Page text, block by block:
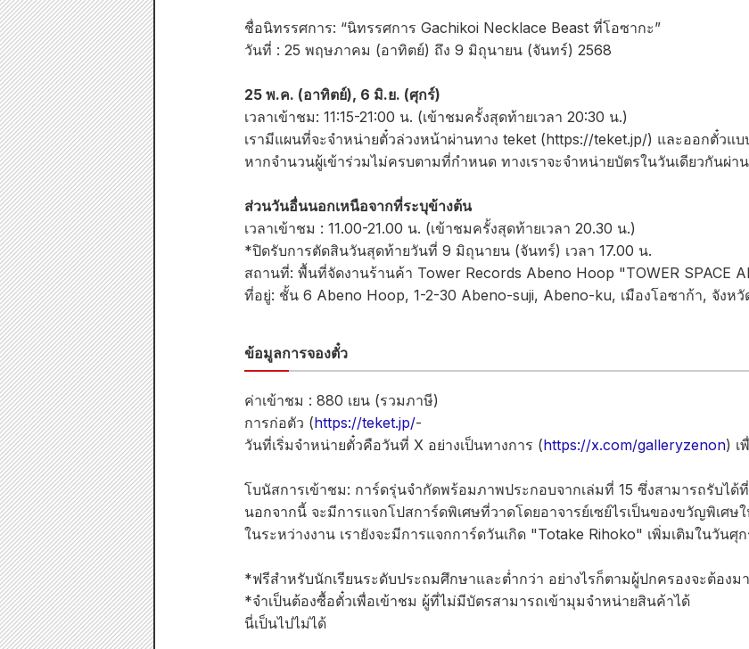
ชื่อนิทรรศการ: “นิทรรศการ Gachikoi Necklace Beast ที่โอซากะ”
วันที่ : 25 พฤษภาคม (อาทิตย์) ถึง 9 มิถุนายน (จันทร์) 2568
25 พ.ค. (อาทิตย์), 6 มิ.ย. (ศุกร์)
เวลาเข้าชม: 11:15-21:00 น. (เข้าชมครั้งสุดท้ายเวลา 20:30 น.)
เรามีแผนที่จะจำหน่ายตั๋วล่วงหน้าผ่านทาง teket (https://teket.jp/) และออกตั๋วแ
หากจำนวนผู้เข้าร่วมไม่ครบตามที่กำหนด ทางเราจะจำหน่ายบัตรในวันเดียวกันผ่า
ส่วนวันอื่นนอกเหนือจากที่ระบุข้างต้น
เวลาเข้าชม : 11.00-21.00 น. (เข้าชมครั้งสุดท้ายเวลา 20.30 น.)
*ปิดรับการตัดสินวันสุดท้ายวันที่ 9 มิถุนายน (จันทร์) เวลา 17.00 น.
สถานที่: พื้นที่จัดงานร้านค้า Tower Records Abeno Hoop "TOWER SPACE
ที่อยู่: ชั้น 6 Abeno Hoop, 1-2-30 Abeno-suji, Abeno-ku, เมืองโอซาก้า, จังห
ข้อมูลการจองตั๋ว
ค่าเข้าชม : 880 เยน (รวมภาษี)
การก่อตัว (https://teket.jp/-
วันที่เริ่มจำหน่ายตั๋วคือวันที่ X อย่างเป็นทางการ (https://x.com/galleryzenon) เ
โบนัสการเข้าชม: การ์ดรุ่นจำกัดพร้อมภาพประกอบจากเล่มที่ 15 ซึ่งสามารถรับได้
นอกจากนี้ จะมีการแจกโปสการ์ดพิเศษที่วาดโดยอาจารย์เซย์ไรเป็นของขวัญพิเศษ
ในระหว่างงาน เรายังจะมีการแจกการ์ดวันเกิด "Totake Rihoko" เพิ่มเติมในวัน
*ฟรีสำหรับนักเรียนระดับประถมศึกษาและต่ำกว่า อย่างไรก็ตามผู้ปกครองจะต้องม
*จำเป็นต้องซื้อตั๋วเพื่อเข้าชม ผู้ที่ไม่มีบัตรสามารถเข้ามุมจำหน่ายสินค้าได้
นี่เป็นไปไม่ได้